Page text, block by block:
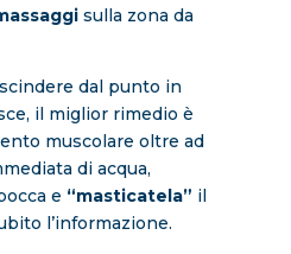
sulla zona da
dal punto in
il miglior rimedio è
muscolare oltre ad
di acqua,
e “masticatela” il
l’informazione.